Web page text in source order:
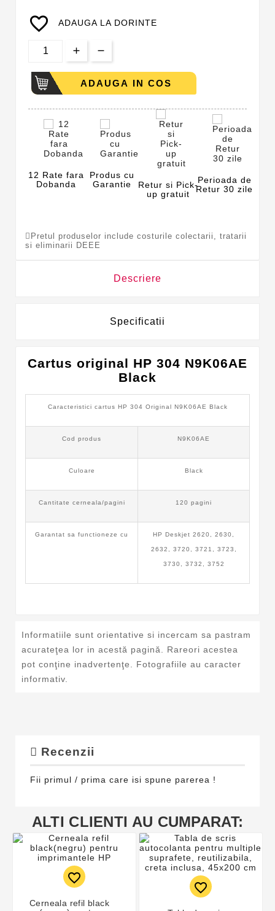
favorite_border ADAUGA LA DORINTE
ADAUGA IN COS
12 Rate fara
Dobanda
Produs cu
Garantie
Retur si Pick-
up gratuit
Perioada de
Retur 30 zile
Pretul produselor include costurile colectarii, tratarii
si eliminarii DEEE
Descriere
Specificatii
Cartus original HP 304 N9K06AE
Black
Caracteristici cartus HP 304 Original N9K06AE Black
Cod produs N9K06AE
Culoare Black
Cantitate cerneala/pagini 120 pagini
Garantat sa functioneze cu HP Deskjet 2620, 2630,
2632, 3720, 3721, 3723,
3730, 3732, 3752
Informatiile sunt orientative si incercam sa pastram
acurateţea lor in acestă pagină. Rareori acestea
pot conţine inadvertenţe. Fotografiile au caracter
informativ.
Recenzii
Fii primul / prima care isi spune parerea !
ALTI CLIENTI AU CUMPARAT:
favorite_border
Cerneala refil black
favorite_border